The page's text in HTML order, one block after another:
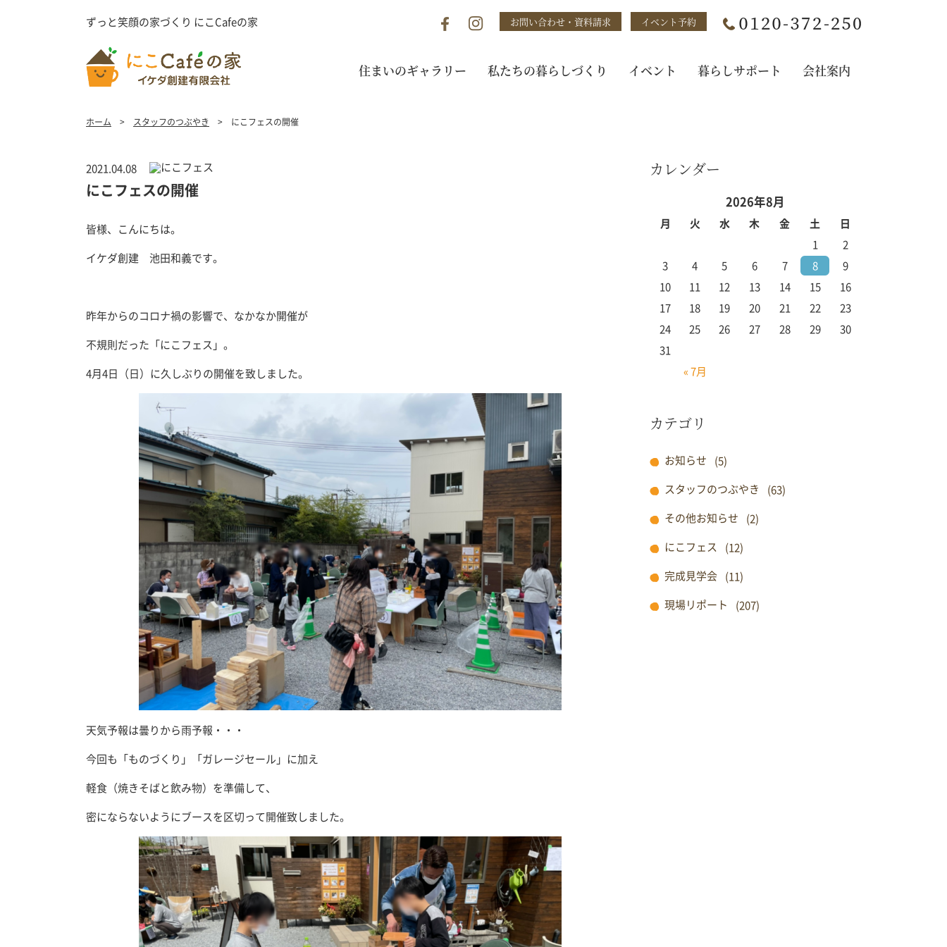
ずっと笑顔の家づくり にこCafeの家 お問い合わせ・資料請求 イベント予約
住まいのギャラリー 私たちの暮らしづくり イベント 暮らしサポート 会社案内
ホーム スタッフのつぶやき にこフェスの開催
2021.04.08
にこフェスの開催
皆様、こんにちは。
イケダ創建 池田和義です。
昨年からのコロナ禍の影響で、なかなか開催が
不規則だった「にこフェス」。
4月4日（日）に久しぶりの開催を致しました。
天気予報は曇りから雨予報・・・
今回も「ものづくり」「ガレージセール」に加え
軽食（焼きそばと飲み物）を準備して、
密にならないようにブースを区切って開催致しました。
カレンダー
2026年8月
月 火 水 木 金 土 日
« 7月
1
2
3
4 5 6 7 8
9
10
11 12 13 14 15
16
17
18 19 20 21 22
23
24
25 26 27 28 29
30
31
カテゴリ
お知らせ (5)
スタッフのつぶやき
(63)
その他お知らせ (2)
にこフェス (12)
完成見学会 (11)
現場リポート
(207)